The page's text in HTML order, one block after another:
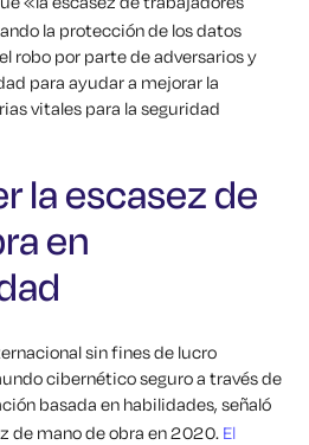
la protección de los datos
robo por parte de adversarios y
para ayudar a mejorar la
vitales para la seguridad
la escasez de
en
sin fines de lucro
cibernético seguro a través de
basada en habilidades, señaló
de mano de obra en 2020. El